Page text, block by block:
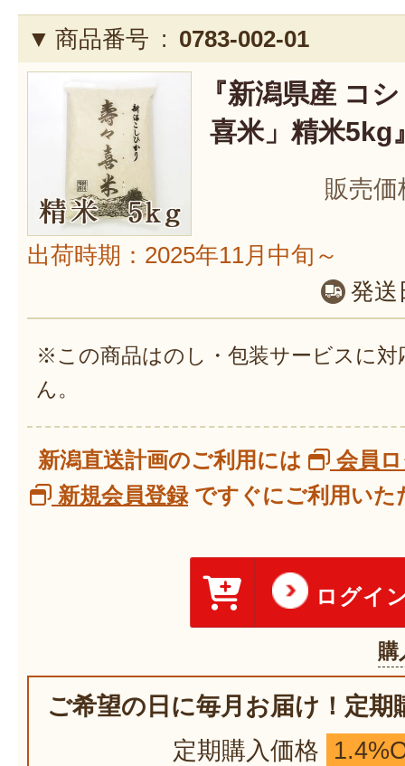
商品番号 : 0783-002-01
『新潟県産 コ
喜米」精米5kg
販売価
出荷時期：2025年11月中旬～
発送
※この商品はのし・包装サービスに対
ん。
新潟直送計画のご利用には
会員
新規会員登録ですぐにご利用いた
ログイ
購
ご希望の日に毎月お届け！定期
定期購入価格